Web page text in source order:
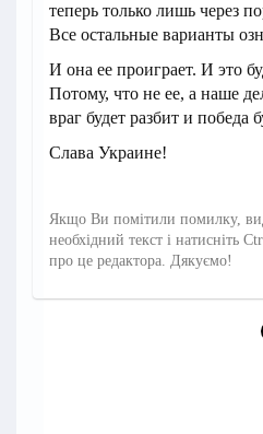
теперь только лишь через
Все остальные варианты
И она ее проиграет. И это
Потому, что не ее, а наше
враг будет разбит и победа
Слава Украине!
Якщо Ви помітили помилку,
необхідний текст і натисніть
про це редактора. Дякуємо!